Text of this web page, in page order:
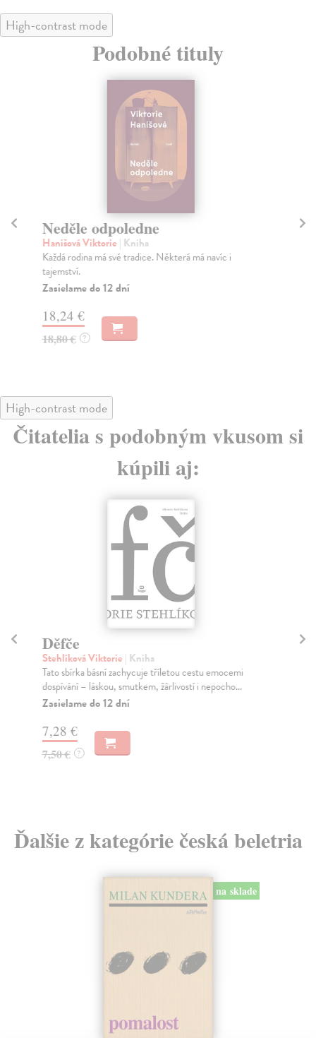
High-contrast mode
Podobné tituly
Neděle odpoledne
Hanišová Viktorie | Kniha
Každá rodina má své tradice. Některá má navíc i
tajemství.
Zasielame do 12 dní
18,24 €
18,80 € ?
High-contrast mode
Čitatelia s podobným vkusom si
kúpili aj:
Děfče
Stehlíková Viktorie | Kniha
Tato sbírka básní zachycuje tříletou cestu emocemi
dospívání – láskou, smutkem, žárlivostí i nepocho...
Zasielame do 12 dní
7,28 €
7,50 € ?
Ďalšie z kategórie česká beletria
na sklade